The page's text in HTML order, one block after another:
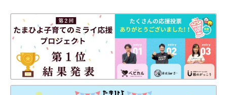
出典：Instagramアカウント「n_stagram.45」
n_stagram.45さんがしまむらでゲットしたのは、「LITTC（リト